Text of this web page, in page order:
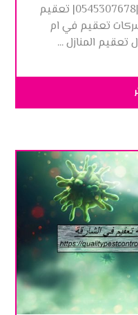
شركة تعقيم في ام القيوين |0545307678| تعقيم
تعقيم في ام
المنازل ...